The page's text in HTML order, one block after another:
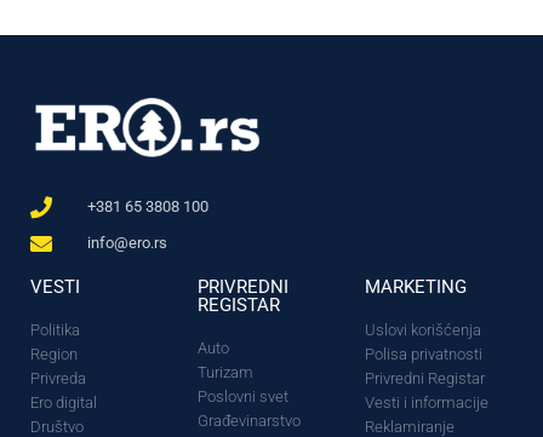
+381 65 3808 100
info@ero.rs
VESTI
Politika
Region
Privreda
Ero digital
Društvo
PRIVREDNI
REGISTAR
Auto
Turizam
Poslovni svet
Građevinarstvo
MARKETING
Uslovi korišćenja
Polisa privatnosti
Privredni Registar
Vesti i informacije
Reklamiranje